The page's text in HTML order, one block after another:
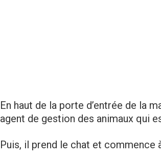
En haut de la porte d’entrée de la
agent de gestion des animaux qui
Puis, il prend le chat et commence